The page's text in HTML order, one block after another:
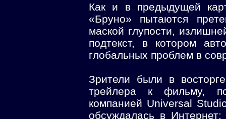
Как и в предыдущей
«Бруно» пытаются
маской глупости,
подтекст, в котором
глобальных проблем в
Зрители были в
трейлера к фильму,
компанией Universal
обсуждалась в